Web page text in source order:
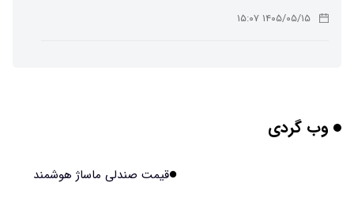
۱۴۰۵/۰۵/۱۵ ۱۵:۰۷
چرا افراد مضطرب دنیا را متفاوت می بینند؟
وب گردی
قیمت صندلی ماساژ هوشمند